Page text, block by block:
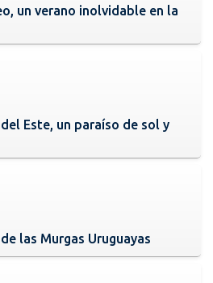
un verano inolvidable en la
Este, un paraíso de sol y
las Murgas Uruguayas